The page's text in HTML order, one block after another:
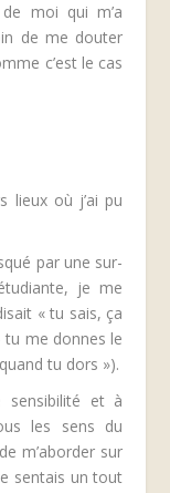
moi qui m’a
de me douter
c’est le cas
lieux où j’ai pu
par une sur-
je me
« tu sais, ça
me donnes le
tu dors »).
sensibilité et à
les sens du
m’aborder sur
sentais un tout